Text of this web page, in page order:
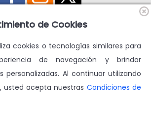
y de terceros para mejorar nuestros
publicidad relacionada con tus
preferencias.
enCondiciones de uso
de Cookies
cookies o tecnologías similares para
de navegación y brindar
personalizadas. Al continuar utilizando
usted acepta nuestras Condiciones de